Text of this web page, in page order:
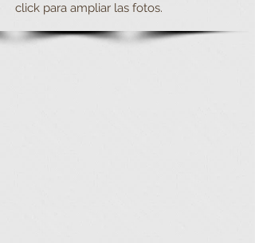
click para ampliar las fotos.